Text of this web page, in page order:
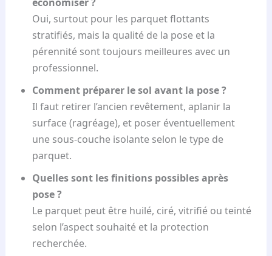
Oui, surtout pour les parquet flottants
stratifiés, mais la qualité de la pose et la
pérennité sont toujours meilleures avec un
professionnel.
Comment préparer le sol avant la pose ?
Il faut retirer l’ancien revêtement, aplanir la
surface (ragréage), et poser éventuellement
une sous-couche isolante selon le type de
parquet.
Quelles sont les finitions possibles après
pose ?
Le parquet peut être huilé, ciré, vitrifié ou teinté
selon l’aspect souhaité et la protection
recherchée.